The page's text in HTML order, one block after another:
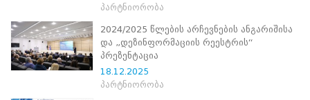
სერტიფიცირება
პარტნიორობა
2024/2025 წლების არჩევნების ანგარიშისა
და „დეზინფორმაციის რეესტრის“
პრეზენტაცია
18.12.2025
პარტნიორობა